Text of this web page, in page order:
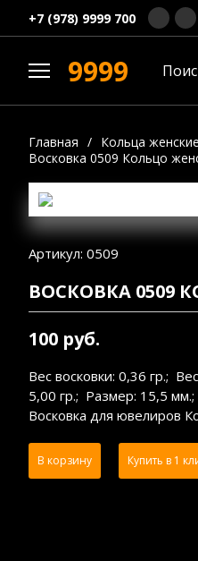
+7 (978) 9999 700
9999
Главная / Кольца женские
Восковка 0509 Кольцо
Артикул: 0509
ВОСКОВКА 0509
100 руб.
Вес восковки: 0,36 гр.;
5,00 гр.; Размер: 15,5
Восковка для ювелиров
В корзину Купить в 1